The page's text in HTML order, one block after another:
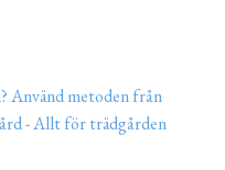
Använd metoden från
- Allt för trädgården